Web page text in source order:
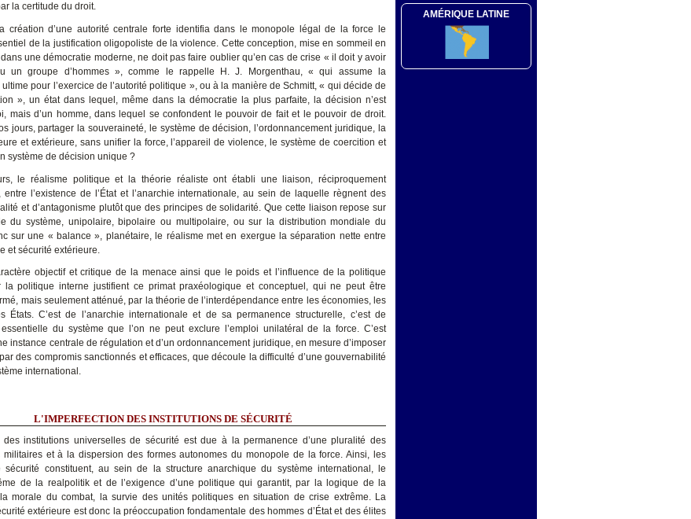
la certitude du droit.
création d’une autorité centrale forte identifia dans le monopole légal de la force le
de la justification oligopoliste de la violence. Cette conception, mise en sommeil en
une démocratie moderne, ne doit pas faire oublier qu’en cas de crise « il doit y avoir
un groupe d’hommes », comme le rappelle H. J. Morgenthau, « qui assume la
pour l’exercice de l’autorité politique », ou à la manière de Schmitt, « qui décide de
», un état dans lequel, même dans la démocratie la plus parfaite, la décision n’est
mais d’un homme, dans lequel se confondent le pouvoir de fait et le pouvoir de droit.
jours, partager la souveraineté, le système de décision, l’ordonnancement juridique, la
et extérieure, sans unifier la force, l’appareil de violence, le système de coercition et
système de décision unique ?
le réalisme politique et la théorie réaliste ont établi une liaison, réciproquement
entre l’existence de l’État et l’anarchie internationale, au sein de laquelle règnent des
et d’antagonisme plutôt que des principes de solidarité. Que cette liaison repose sur
du système, unipolaire, bipolaire ou multipolaire, ou sur la distribution mondiale du
sur une « balance », planétaire, le réalisme met en exergue la séparation nette entre
et sécurité extérieure.
objectif et critique de la menace ainsi que le poids et l’influence de la politique
la politique interne justifient ce primat praxéologique et conceptuel, qui ne peut être
mais seulement atténué, par la théorie de l’interdépendance entre les économies, les
États. C’est de l’anarchie internationale et de sa permanence structurelle, c’est de
essentielle du système que l’on ne peut exclure l’emploi unilatéral de la force. C’est
instance centrale de régulation et d’un ordonnancement juridique, en mesure d’imposer
des compromis sanctionnés et efficaces, que découle la difficulté d’une gouvernabilité
international.
L'IMPERFECTION DES INSTITUTIONS DE SÉCURITÉ
des institutions universelles de sécurité est due à la permanence d’une pluralité des
militaires et à la dispersion des formes autonomes du monopole de la force. Ainsi, les
sécurité constituent, au sein de la structure anarchique du système international, le
de la realpolitik et de l’exigence d’une politique qui garantit, par la logique de la
morale du combat, la survie des unités politiques en situation de crise extrême. La
extérieure est donc la préoccupation fondamentale des hommes d’État et des élites
AMÉRIQUE LATINE